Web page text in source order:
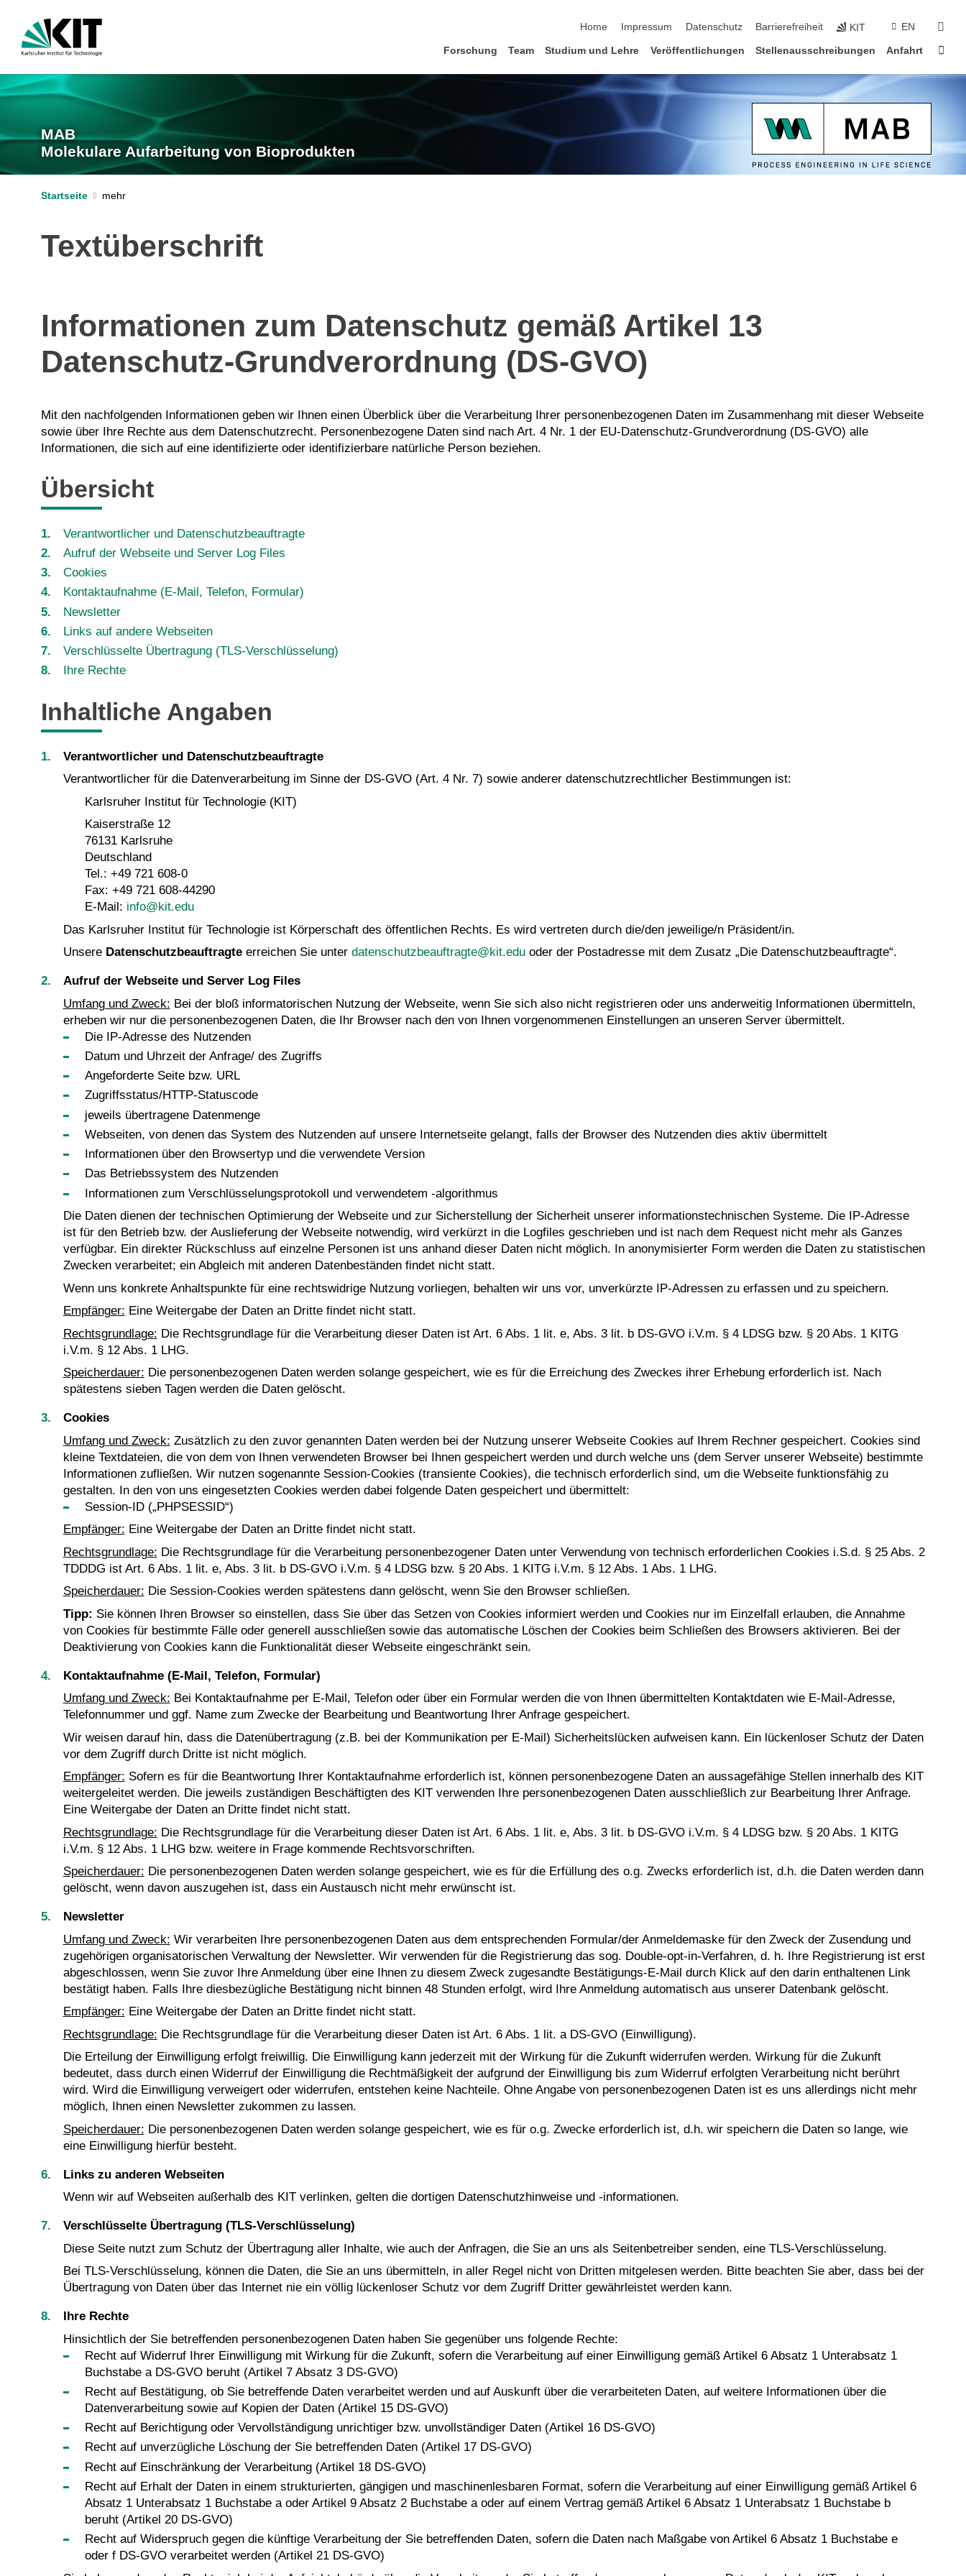
Home
Impressum Datenschutz Barrierefreiheit KIT EN
Forschung Team Studium und Lehre Veröffentlichungen Stellenausschreibungen Anfahrt
MAB
Molekulare Aufarbeitung von Bioprodukten
Startseite
Textüberschrift
Informationen zum Datenschutz gemäß Artikel 13
Datenschutz-Grundverordnung (DS-GVO)
Mit den nachfolgenden Informationen geben wir Ihnen einen Überblick über die Verarbeitung Ihrer personenbezogenen Daten im Zusammenhang mit dieser Webseite
sowie über Ihre Rechte aus dem Datenschutzrecht. Personenbezogene Daten sind nach Art. 4 Nr. 1 der EU-Datenschutz-Grundverordnung (DS-GVO) alle
Informationen, die sich auf eine identifizierte oder identifizierbare natürliche Person beziehen.
Übersicht
Verantwortlicher und Datenschutzbeauftragte
Aufruf der Webseite und Server Log Files
Cookies
Kontaktaufnahme (E-Mail, Telefon, Formular)
Newsletter
Links auf andere Webseiten
Verschlüsselte Übertragung (TLS-Verschlüsselung)
Ihre Rechte
Inhaltliche Angaben
Verantwortlicher und Datenschutzbeauftragte
Verantwortlicher für die Datenverarbeitung im Sinne der DS-GVO (Art. 4 Nr. 7) sowie anderer datenschutzrechtlicher Bestimmungen ist:
Karlsruher Institut für Technologie (KIT)
Kaiserstraße 12
76131 Karlsruhe
Deutschland
Tel.: +49 721 608-0
Fax: +49 721 608-44290
E-Mail: info@kit.edu
Das Karlsruher Institut für Technologie ist Körperschaft des öffentlichen Rechts. Es wird vertreten durch die/den jeweilige/n Präsident/in.
Unsere Datenschutzbeauftragteerreichen Sie unter datenschutzbeauftragte@kit.eduoder der Postadresse mit dem Zusatz „Die Datenschutzbeauftragte“.
Aufruf der Webseite und Server Log Files
Umfang und Zweck: Bei der bloß informatorischen Nutzung der Webseite, wenn Sie sich also nicht registrieren oder uns anderweitig Informationen übermitteln,
erheben wir nur die personenbezogenen Daten, die Ihr Browser nach den von Ihnen vorgenommenen Einstellungen an unseren Server übermittelt.
Die IP-Adresse des Nutzenden
Datum und Uhrzeit der Anfrage/ des Zugriffs
Angeforderte Seite bzw. URL
Zugriffsstatus/HTTP-Statuscode
jeweils übertragene Datenmenge
Webseiten, von denen das System des Nutzenden auf unsere Internetseite gelangt, falls der Browser des Nutzenden dies aktiv übermittelt
Informationen über den Browsertyp und die verwendete Version
Das Betriebssystem des Nutzenden
Informationen zum Verschlüsselungsprotokoll und verwendetem -algorithmus
Die Daten dienen der technischen Optimierung der Webseite und zur Sicherstellung der Sicherheit unserer informationstechnischen Systeme. Die IP-Adresse
ist für den Betrieb bzw. der Auslieferung der Webseite notwendig, wird verkürzt in die Logfiles geschrieben und ist nach dem Request nicht mehr als Ganzes
verfügbar. Ein direkter Rückschluss auf einzelne Personen ist uns anhand dieser Daten nicht möglich. In anonymisierter Form werden die Daten zu statistischen
Zwecken verarbeitet; ein Abgleich mit anderen Datenbeständen findet nicht statt.
Wenn uns konkrete Anhaltspunkte für eine rechtswidrige Nutzung vorliegen, behalten wir uns vor, unverkürzte IP-Adressen zu erfassen und zu speichern.
Empfänger: Eine Weitergabe der Daten an Dritte findet nicht statt.
Rechtsgrundlage: Die Rechtsgrundlage für die Verarbeitung dieser Daten ist Art. 6 Abs. 1 lit. e, Abs. 3 lit. b DS-GVO i.V.m. § 4 LDSG bzw. § 20 Abs. 1 KITG
i.V.m. § 12 Abs. 1 LHG.
Speicherdauer: Die personenbezogenen Daten werden solange gespeichert, wie es für die Erreichung des Zweckes ihrer Erhebung erforderlich ist. Nach
spätestens sieben Tagen werden die Daten gelöscht.
Cookies
Umfang und Zweck: Zusätzlich zu den zuvor genannten Daten werden bei der Nutzung unserer Webseite Cookies auf Ihrem Rechner gespeichert. Cookies sind
kleine Textdateien, die von dem von Ihnen verwendeten Browser bei Ihnen gespeichert werden und durch welche uns (dem Server unserer Webseite) bestimmte
Informationen zufließen. Wir nutzen sogenannte Session-Cookies (transiente Cookies), die technisch erforderlich sind, um die Webseite funktionsfähig zu
gestalten. In den von uns eingesetzten Cookies werden dabei folgende Daten gespeichert und übermittelt:
Session-ID („PHPSESSID“)
Empfänger: Eine Weitergabe der Daten an Dritte findet nicht statt.
Rechtsgrundlage: Die Rechtsgrundlage für die Verarbeitung personenbezogener Daten unter Verwendung von technisch erforderlichen Cookies i.S.d. § 25 Abs. 2
TDDDG ist Art. 6 Abs. 1 lit. e, Abs. 3 lit. b DS-GVO i.V.m. § 4 LDSG bzw. § 20 Abs. 1 KITG i.V.m. § 12 Abs. 1 Abs. 1 LHG.
Speicherdauer: Die Session-Cookies werden spätestens dann gelöscht, wenn Sie den Browser schließen.
Tipp: Sie können Ihren Browser so einstellen, dass Sie über das Setzen von Cookies informiert werden und Cookies nur im Einzelfall erlauben, die Annahme
von Cookies für bestimmte Fälle oder generell ausschließen sowie das automatische Löschen der Cookies beim Schließen des Browsers aktivieren. Bei der
Deaktivierung von Cookies kann die Funktionalität dieser Webseite eingeschränkt sein.
Kontaktaufnahme (E-Mail, Telefon, Formular)
Umfang und Zweck: Bei Kontaktaufnahme per E-Mail, Telefon oder über ein Formular werden die von Ihnen übermittelten Kontaktdaten wie E-Mail-Adresse,
Telefonnummer und ggf. Name zum Zwecke der Bearbeitung und Beantwortung Ihrer Anfrage gespeichert.
Wir weisen darauf hin, dass die Datenübertragung (z.B. bei der Kommunikation per E-Mail) Sicherheitslücken aufweisen kann. Ein lückenloser Schutz der Daten
vor dem Zugriff durch Dritte ist nicht möglich.
Empfänger: Sofern es für die Beantwortung Ihrer Kontaktaufnahme erforderlich ist, können personenbezogene Daten an aussagefähige Stellen innerhalb des KIT
weitergeleitet werden. Die jeweils zuständigen Beschäftigten des KIT verwenden Ihre personenbezogenen Daten ausschließlich zur Bearbeitung Ihrer Anfrage.
Eine Weitergabe der Daten an Dritte findet nicht statt.
Rechtsgrundlage: Die Rechtsgrundlage für die Verarbeitung dieser Daten ist Art. 6 Abs. 1 lit. e, Abs. 3 lit. b DS-GVO i.V.m. § 4 LDSG bzw. § 20 Abs. 1 KITG
i.V.m. § 12 Abs. 1 LHG bzw. weitere in Frage kommende Rechtsvorschriften.
Speicherdauer: Die personenbezogenen Daten werden solange gespeichert, wie es für die Erfüllung des o.g. Zwecks erforderlich ist, d.h. die Daten werden dann
gelöscht, wenn davon auszugehen ist, dass ein Austausch nicht mehr erwünscht ist.
Newsletter
Umfang und Zweck: Wir verarbeiten Ihre personenbezogenen Daten aus dem entsprechenden Formular/der Anmeldemaske für den Zweck der Zusendung und
zugehörigen organisatorischen Verwaltung der Newsletter. Wir verwenden für die Registrierung das sog. Double-opt-in-Verfahren, d. h. Ihre Registrierung ist erst
abgeschlossen, wenn Sie zuvor Ihre Anmeldung über eine Ihnen zu diesem Zweck zugesandte Bestätigungs-E-Mail durch Klick auf den darin enthaltenen Link
bestätigt haben. Falls Ihre diesbezügliche Bestätigung nicht binnen 48 Stunden erfolgt, wird Ihre Anmeldung automatisch aus unserer Datenbank gelöscht.
Empfänger: Eine Weitergabe der Daten an Dritte findet nicht statt.
Rechtsgrundlage: Die Rechtsgrundlage für die Verarbeitung dieser Daten ist Art. 6 Abs. 1 lit. a DS-GVO (Einwilligung).
Die Erteilung der Einwilligung erfolgt freiwillig. Die Einwilligung kann jederzeit mit der Wirkung für die Zukunft widerrufen werden. Wirkung für die Zukunft
bedeutet, dass durch einen Widerruf der Einwilligung die Rechtmäßigkeit der aufgrund der Einwilligung bis zum Widerruf erfolgten Verarbeitung nicht berührt
wird. Wird die Einwilligung verweigert oder widerrufen, entstehen keine Nachteile. Ohne Angabe von personenbezogenen Daten ist es uns allerdings nicht mehr
möglich, Ihnen einen Newsletter zukommen zu lassen.
Speicherdauer: Die personenbezogenen Daten werden solange gespeichert, wie es für o.g. Zwecke erforderlich ist, d.h. wir speichern die Daten so lange, wie
eine Einwilligung hierfür besteht.
Links zu anderen Webseiten
Wenn wir auf Webseiten außerhalb des KIT verlinken, gelten die dortigen Datenschutzhinweise und -informationen.
Verschlüsselte Übertragung (TLS-Verschlüsselung)
Diese Seite nutzt zum Schutz der Übertragung aller Inhalte, wie auch der Anfragen, die Sie an uns als Seitenbetreiber senden, eine TLS-Verschlüsselung.
Bei TLS-Verschlüsselung, können die Daten, die Sie an uns übermitteln, in aller Regel nicht von Dritten mitgelesen werden. Bitte beachten Sie aber, dass bei der
Übertragung von Daten über das Internet nie ein völlig lückenloser Schutz vor dem Zugriff Dritter gewährleistet werden kann.
Ihre Rechte
Hinsichtlich der Sie betreffenden personenbezogenen Daten haben Sie gegenüber uns folgende Rechte:
Recht auf Widerruf Ihrer Einwilligung mit Wirkung für die Zukunft, sofern die Verarbeitung auf einer Einwilligung gemäß Artikel 6 Absatz 1 Unterabsatz 1
Buchstabe a DS-GVO beruht (Artikel 7 Absatz 3 DS-GVO)
Recht auf Bestätigung, ob Sie betreffende Daten verarbeitet werden und auf Auskunft über die verarbeiteten Daten, auf weitere Informationen über die
Datenverarbeitung sowie auf Kopien der Daten (Artikel 15 DS-GVO)
Recht auf Berichtigung oder Vervollständigung unrichtiger bzw. unvollständiger Daten (Artikel 16 DS-GVO)
Recht auf unverzügliche Löschung der Sie betreffenden Daten (Artikel 17 DS-GVO)
Recht auf Einschränkung der Verarbeitung (Artikel 18 DS-GVO)
Recht auf Erhalt der Daten in einem strukturierten, gängigen und maschinenlesbaren Format, sofern die Verarbeitung auf einer Einwilligung gemäß Artikel 6
Absatz 1 Unterabsatz 1 Buchstabe a oder Artikel 9 Absatz 2 Buchstabe a oder auf einem Vertrag gemäß Artikel 6 Absatz 1 Unterabsatz 1 Buchstabe b
beruht (Artikel 20 DS-GVO)
Recht auf Widerspruch gegen die künftige Verarbeitung der Sie betreffenden Daten, sofern die Daten nach Maßgabe von Artikel 6 Absatz 1 Buchstabe e
oder f DS-GVO verarbeitet werden (Artikel 21 DS-GVO)